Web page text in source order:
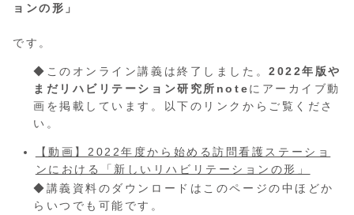
ョンの形」
です。
◆このオンライン講義は終了しました。2022年版や
まだリハビリテーション研究所noteにアーカイブ動
画を掲載しています。以下のリンクからご覧くださ
い。
【動画】2022年度から始める訪問看護ステーショ
ンにおける「新しいリハビリテーションの形」
◆講義資料のダウンロードはこのページの中ほどか
らいつでも可能です。